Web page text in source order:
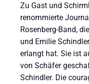
Zu Gast und
renommierte
Rosenberg-Band,
und Emilie
erlangt hat. Sie ist
von Schäfer
Schindler. Die